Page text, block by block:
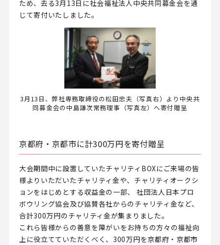
ため、去る3月13日に社会福祉法人中央共同募金会を通
じて寄付いたしました。
3月13日、弊社専務取締役の松田忠夫（写真右）より中央共
同募金会の中島謙次常務理事（写真左）へ寄付贈呈
京都府・京都市に計300万円を寄付贈呈
大会期間中に設置していたチャリティBOXにご来場の皆
様よりいただいたチャリティ金や、チャリティオークシ
ョンをはじめとする収益金の一部、 社団法人日本プロ
ボウリング協会及び協賛各社からのチャリティ金など、
合計300万円のチャリティ金が集まりました。
これら皆様からの善意を障がいをお持ちの方々の福祉向
上に役立てていただくべく、300万円を京都府・京都市